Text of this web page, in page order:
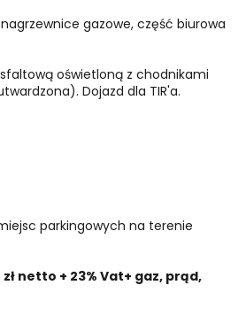
gazowe, część biurowa
oświetloną z chodnikami
Dojazd dla TIR'a.
parkingowych na terenie
netto + 23% Vat+ gaz, prąd,